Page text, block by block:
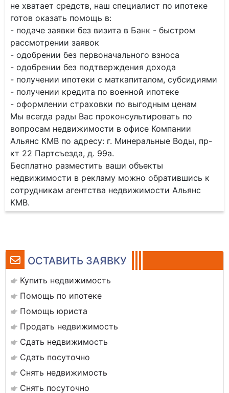
ОСТАВИТЬ ЗАЯВКУ
Купить недвижимость
Помощь по ипотеке
Помощь юриста
Продать недвижимость
Сдать недвижимость
Сдать посуточно
Снять недвижимость
Снять посуточно
не хватает средств, наш специалист по ипотеке
готов оказать помощь в:
- подаче заявки без визита в Банк - быстром
рассмотрении заявок
- одобрении без первоначального взноса
- одобрении без подтверждения дохода
- получении ипотеки с маткапиталом, субсидиями
- получении кредита по военной ипотеке
- оформлении страховки по выгодным ценам
Мы всегда рады Вас проконсультировать по
вопросам недвижимости в офисе Компании
Альянс КМВ по адресу: г. Минеральные Воды, пр-
кт 22 Партсъезда, д. 99а.
Бесплатно разместить ваши объекты
недвижимости в рекламу можно обратившись к
сотрудникам агентства недвижимости Альянс
КМВ.